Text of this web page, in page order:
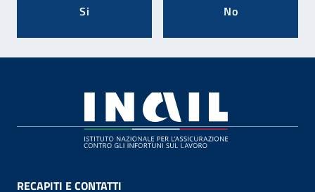
Si No
RECAPITI E CONTATTI